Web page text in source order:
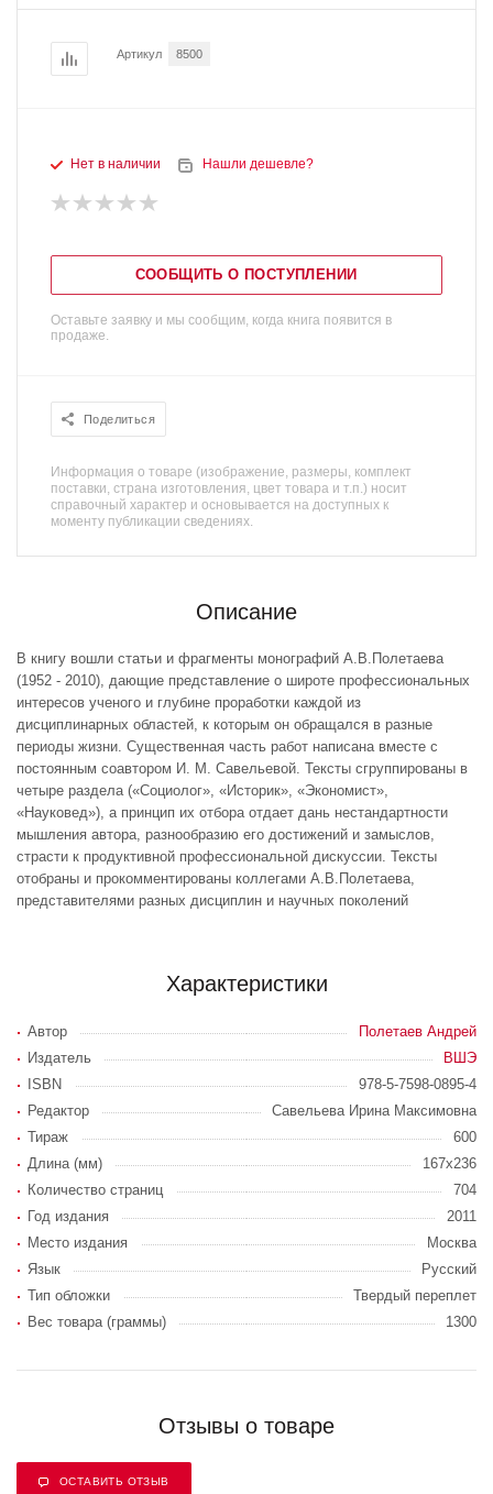
Артикул 8500
Нет в наличии Нашли дешевле?
СООБЩИТЬ О ПОСТУПЛЕНИИ
Оставьте заявку и мы сообщим, когда книга появится в
продаже.
Поделиться
Информация о товаре (изображение, размеры, комплект
поставки, страна изготовления, цвет товара и т.п.) носит
справочный характер и основывается на доступных к
моменту публикации сведениях.
Описание
В книгу вошли статьи и фрагменты монографий А.В.Полетаева
(1952 - 2010), дающие представление о широте профессиональных
интересов ученого и глубине проработки каждой из
дисциплинарных областей, к которым он обращался в разные
периоды жизни. Существенная часть работ написана вместе с
постоянным соавтором И. М. Савельевой. Тексты сгруппированы в
четыре раздела («Социолог», «Историк», «Экономист»,
«Науковед»), а принцип их отбора отдает дань нестандартности
мышления автора, разнообразию его достижений и замыслов,
страсти к продуктивной профессиональной дискуссии. Тексты
отобраны и прокомментированы коллегами А.В.Полетаева,
представителями разных дисциплин и научных поколений
Характеристики
Автор
Полетаев Андрей
Издатель
ВШЭ
ISBN
978-5-7598-0895-4
Редактор
Савельева Ирина Максимовна
Тираж
600
Длина (мм)
167x236
Количество страниц
704
Год издания
2011
Место издания
Москва
Язык
Русский
Тип обложки
Твердый переплет
Вес товара (граммы)
1300
Отзывы о товаре
ОСТАВИТЬ ОТЗЫВ